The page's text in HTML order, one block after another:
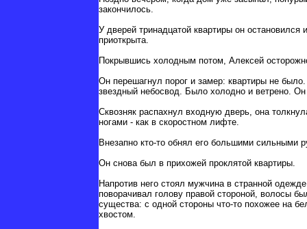
закончилось.
У дверей тринадцатой квартиры он
приоткрыта.
Покрывшись холодным потом, Алексей
Он перешагнул порог и замер: квартиры не
звездный небосвод. Было холодно и ветрено.
Сквозняк распахнул входную дверь, она
ногами - как в скоростном лифте.
Внезапно кто-то обнял его большими сильными
Он снова был в прихожей проклятой квартиры.
Напротив него стоял мужчина в странной
поворачивал голову правой стороной, волосы
существа: с одной стороны что-то похожее на
хвостом.